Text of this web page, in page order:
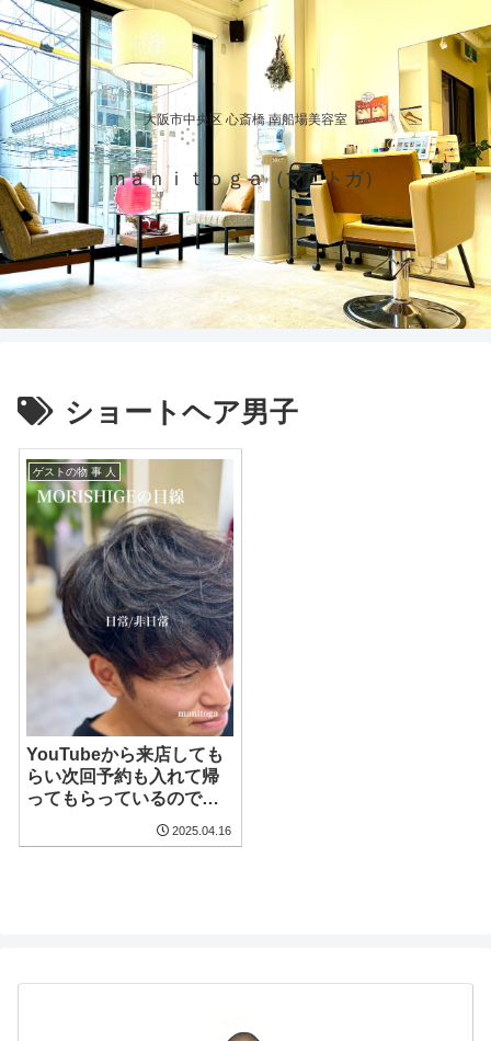
大阪市中央区 心斎橋 南船場美容室
ｍａｎｉｔｏｇａ（マニトガ）
ショートヘア男子
ゲストの物 事 人
YouTubeから来店しても
らい次回予約も入れて帰
ってもらっているのでお
手入れも簡単にカッコ良
く決まる 癖毛を活かしサ
2025.04.16